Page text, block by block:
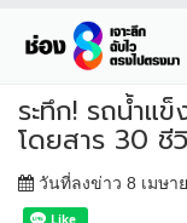
ระทึก! รถน้ำแ
โดยสาร 30 ชี
วันที่ลงข่าว 8 เมษา